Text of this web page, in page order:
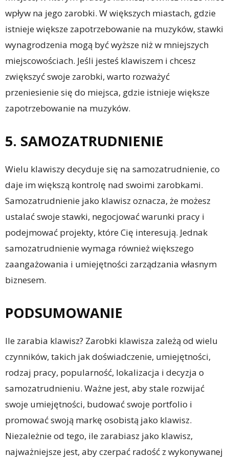
wpływ na jego zarobki. W większych miastach, gdzie
istnieje większe zapotrzebowanie na muzyków, stawki
wynagrodzenia mogą być wyższe niż w mniejszych
miejscowościach. Jeśli jesteś klawiszem i chcesz
zwiększyć swoje zarobki, warto rozważyć
przeniesienie się do miejsca, gdzie istnieje większe
zapotrzebowanie na muzyków.
5. SAMOZATRUDNIENIE
Wielu klawiszy decyduje się na samozatrudnienie, co
daje im większą kontrolę nad swoimi zarobkami.
Samozatrudnienie jako klawisz oznacza, że możesz
ustalać swoje stawki, negocjować warunki pracy i
podejmować projekty, które Cię interesują. Jednak
samozatrudnienie wymaga również większego
zaangażowania i umiejętności zarządzania własnym
biznesem.
PODSUMOWANIE
Ile zarabia klawisz? Zarobki klawisza zależą od wielu
czynników, takich jak doświadczenie, umiejętności,
rodzaj pracy, popularność, lokalizacja i decyzja o
samozatrudnieniu. Ważne jest, aby stale rozwijać
swoje umiejętności, budować swoje portfolio i
promować swoją markę osobistą jako klawisz.
Niezależnie od tego, ile zarabiasz jako klawisz,
najważniejsze jest, aby czerpać radość z wykonywanej